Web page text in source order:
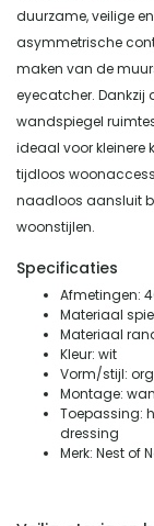
duurzame, veilige
asymmetrische
maken van de
eyecatcher. Dankzij
wandspiegel
ideaal voor kleinere
tijdloos
naadloos aansluit
woonstijlen.
Specificaties
Afmetingen:
Materiaal
Materiaal
Kleur: wit
Vorm/stijl:
Montage:
Toepassing:
dressing
Merk: Nest of